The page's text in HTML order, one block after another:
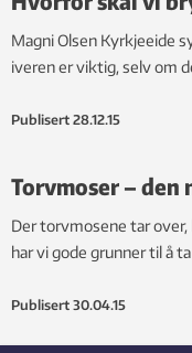
Magni Olsen Kyrkjeeide
iveren er viktig, selv om
Publisert 28.12.15
Torvmoser – den
Der torvmosene tar
har vi gode grunner til å
Publisert 30.04.15